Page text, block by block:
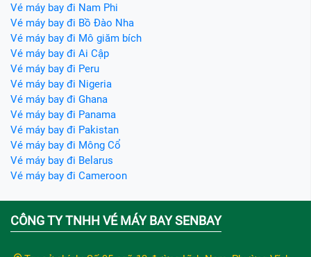
Vé máy bay đi Nam Phi
Vé máy bay đi Bồ Đào Nha
Vé máy bay đi Mô giăm bích
Vé máy bay đi Ai Cập
Vé máy bay đi Peru
Vé máy bay đi Nigeria
Vé máy bay đi Ghana
Vé máy bay đi Panama
Vé máy bay đi Pakistan
Vé máy bay đi Mông Cổ
Vé máy bay đi Belarus
Vé máy bay đi Cameroon
CÔNG TY TNHH VÉ MÁY BAY SENBAY